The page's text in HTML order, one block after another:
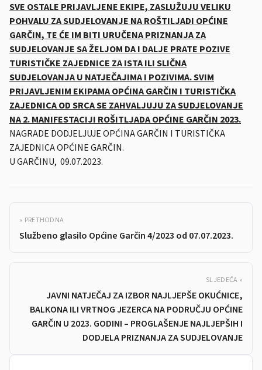
SVE OSTALE PRIJAVLJENE EKIPE, ZASLUŽUJU VELIKU
POHVALU ZA SUDJELOVANJE NA ROŠTILJADI OPĆINE
GARČIN, TE ĆE IM BITI URUČENA PRIZNANJA ZA
SUDJELOVANJE SA ŽELJOM DA I DALJE PRATE POZIVE
TURISTIČKE ZAJEDNICE ZA ISTA ILI SLIČNA
SUDJELOVANJA U NATJEČAJIMA I POZIVIMA. SVIM
PRIJAVLJENIM EKIPAMA OPĆINA GARČIN I TURISTIČKA
ZAJEDNICA OD SRCA SE ZAHVALJUJU ZA SUDJELOVANJE
NA 2. MANIFESTACIJI ROŠITLJADA OPĆINE GARČIN 2023.
NAGRADE DODJELJUJE OPĆINA GARČIN I TURISTIČKA
ZAJEDNICA OPĆINE GARČIN.
U GARČINU, 09.07.2023.
« PRETHODNA
Službeno glasilo Općine Garčin 4/2023 od 07.07.2023.
SLJEDEĆA »
JAVNI NATJEČAJ ZA IZBOR NAJLJEPŠE OKUĆNICE,
BALKONA ILI VRTNOG JEZERCA NA PODRUČJU OPĆINE
GARČIN U 2023. GODINI – PROGLAŠENJE NAJLJEPŠIH I
DODJELA PRIZNANJA ZA SUDJELOVANJE